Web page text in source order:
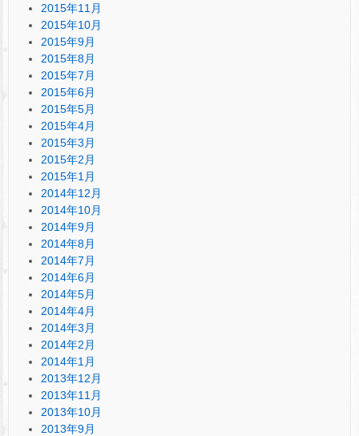
2015年11月
2015年10月
2015年9月
2015年8月
2015年7月
2015年6月
2015年5月
2015年4月
2015年3月
2015年2月
2015年1月
2014年12月
2014年10月
2014年9月
2014年8月
2014年7月
2014年6月
2014年5月
2014年4月
2014年3月
2014年2月
2014年1月
2013年12月
2013年11月
2013年10月
2013年9月